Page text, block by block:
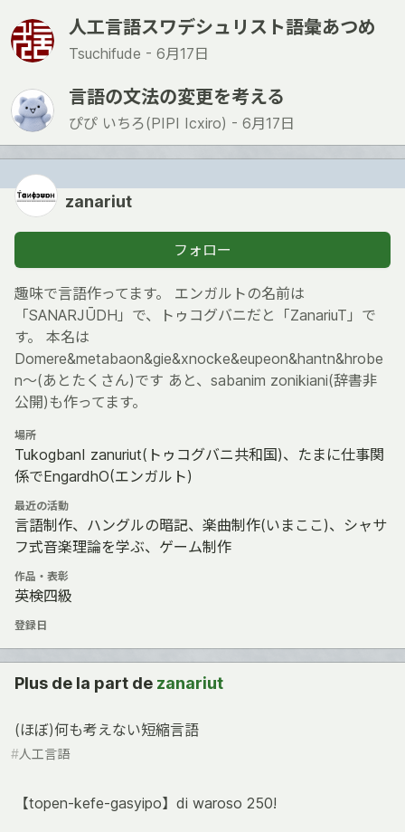
人工言語スワデシュリスト語彙あつめ
Tsuchifude - 6月17日
言語の文法の変更を考える
ぴぴ いちろ(PIPI Icxiro) - 6月17日
zanariut
フォロー
趣味で言語作ってます。 エンガルトの名前は
「SANARJŪDH」で、トゥコグバニだと「ZanariuT」で
す。 本名は
Domere&metabaon&gie&xnocke&eupeon&hantn&hrobe
n～(あとたくさん)です あと、sabanim zonikiani(辞書非
公開)も作ってます。
場所
TukogbanI zanuriut(トゥコグバニ共和国)、たまに仕事関
係でEngardhO(エンガルト)
最近の活動
言語制作、ハングルの暗記、楽曲制作(いまここ)、シャサ
フ式音楽理論を学ぶ、ゲーム制作
作品・表彰
英検四級
登録日
Plus de la part de zanariut
(ほぼ)何も考えない短縮言語
#人工言語
【topen-kefe-gasyipo】di waroso 250!